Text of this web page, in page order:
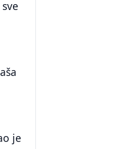
je